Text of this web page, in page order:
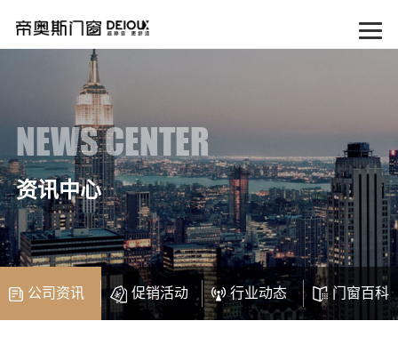
NEWS CENTER
资讯中心
公司资讯 促销活动 行业动态 门窗百科